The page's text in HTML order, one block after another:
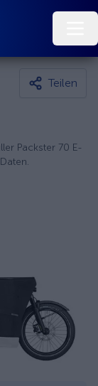
Teilen
Packster 70 E-